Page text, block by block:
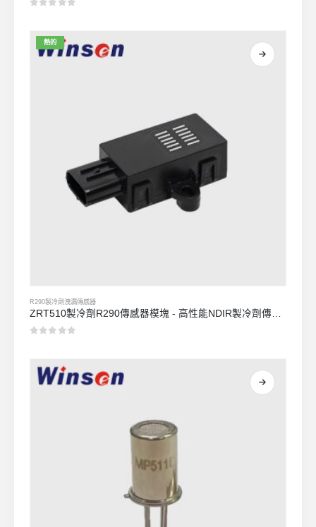
熱的
R290製冷劑洩漏傳感器
ZRT510製冷劑R290傳感器模塊 - 高性能NDIR製冷劑傳感器